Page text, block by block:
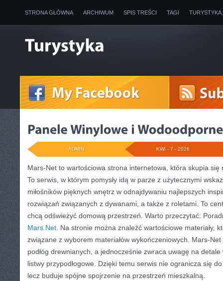
STRONA GŁÓWNA ARCHIWUM SPIS TREŚCI TAGI
KWI - 7 - 2026
ADMIN
Mars-Net to wartościowa strona internetowa, która skupia się
To serwis, w którym pomysły idą w parze z użytecznymi
miłośników pięknych wnętrz w odnajdywaniu najlepszych
rozwiązań związanych z dywanami, a także z roletami. To
chcą odświeżyć domową przestrzeń. Warto przeczytać:
Mars.Net . Na stronie można znaleźć wartościowe materiały,
związane z wyborem materiałów wykończeniowych. Mars-
podłóg drewnianych, a jednocześnie zwraca uwagę na
listwy przypodłogowe. Dzięki temu serwis nie ogranicza się
lecz buduje spójne spojrzenie na przestrzeń mieszkalną.